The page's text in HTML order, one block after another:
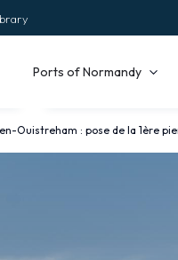
Main
Ports of Normandy
Ouistreham : pose de la 1ère